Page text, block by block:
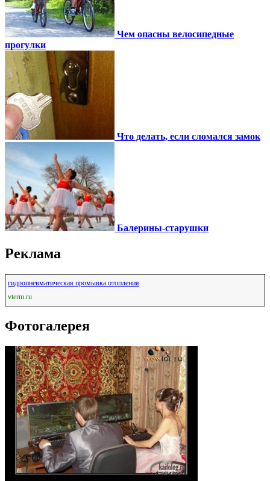
Чем опасны велосипедные
прогулки
Что делать, если сломался замок
Балерины-старушки
Реклама
гидропневматическая промывка отопления
vterm.ru
Фотогалерея